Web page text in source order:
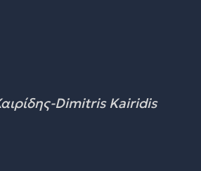
Dimitris Kairidis